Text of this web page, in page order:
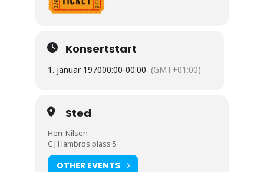
Konsertstart
1. januar 197000:00-00:00 (GMT+01:00)
Sted
Herr Nilsen
C J Hambros plass 5
OTHER EVENTS